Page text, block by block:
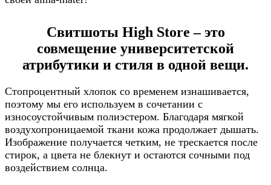
Свитшоты High Store – это
совмещение университетской
атрибутики и стиля в одной вещи.
Стопроцентный хлопок со временем изнашивается,
поэтому мы его используем в сочетании с
износоустойчивым полиэстером. Благодаря мягкой
воздухопроницаемой ткани кожа продолжает дышать.
Изображение получается четким, не трескается после
стирок, а цвета не блекнут и остаются сочными под
воздействием солнца.